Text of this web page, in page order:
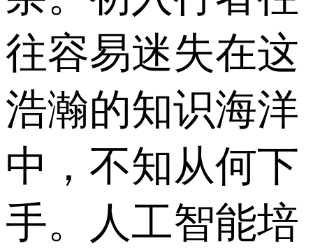
往容易迷失在这
浩瀚的知识海洋
中，不知从何下
手。人工智能培